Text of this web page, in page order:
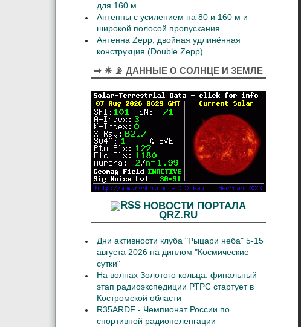
для 160 м
Антенны с усилением на 80 и 160 м и
широкой полосой пропускания
Антенна Zepp, двойная удлинённая
конструкция (Double Zepp)
➡ ☀ 📡 ДАННЫЕ О СОЛНЦЕ И ЗЕМЛЕ
НОВОСТИ ПОРТАЛА
QRZ.RU
Дни активности клуба "Рыцари неба" 5-15
августа 2026 на диплом "Космические
сутки"
На волнах Золотого кольца: финальный
этап радиоэкспедиции РТРС стартует в
Костромской области
R35ARDF - Чемпионат России по
спортивной радиопеленгации